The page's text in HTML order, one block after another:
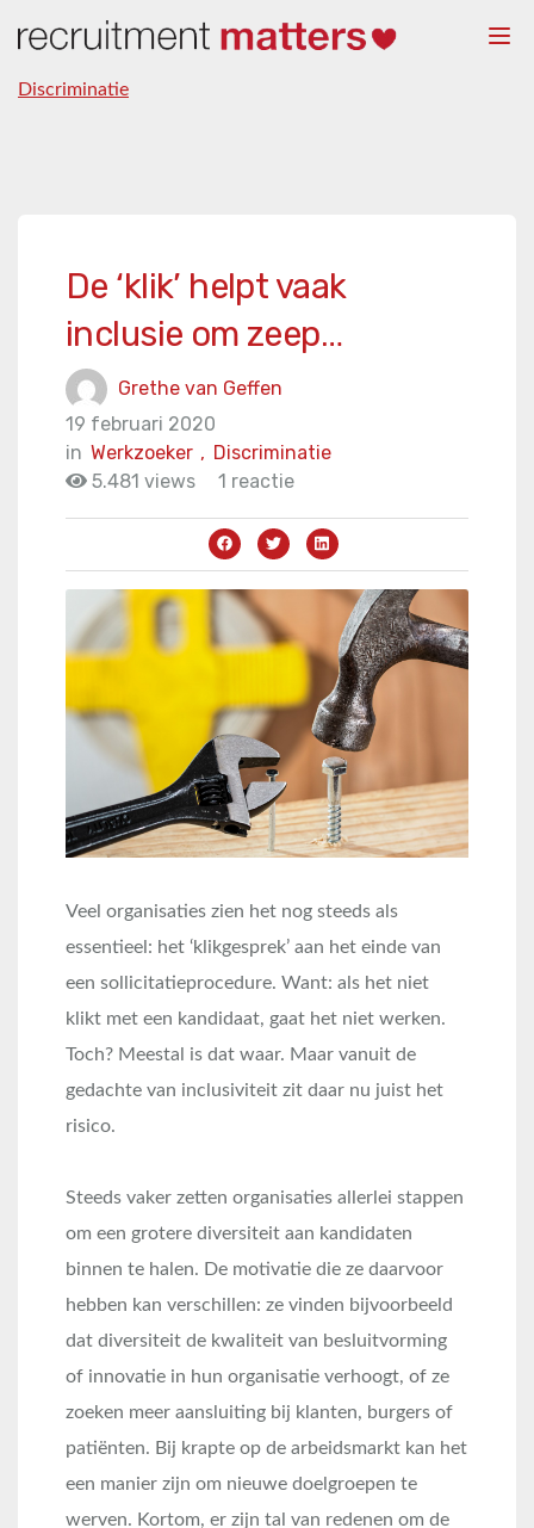
Discriminatie
De ‘klik’ helpt vaak
inclusie om zeep…
Grethe van Geffen
19 februari 2020
in
Discriminatie
Werkzoeker ,
5.481 views
1 reactie
Veel organisaties zien het nog steeds als
essentieel: het ‘klikgesprek’ aan het einde van
een sollicitatieprocedure. Want: als het niet
klikt met een kandidaat, gaat het niet werken.
Toch? Meestal is dat waar. Maar vanuit de
gedachte van inclusiviteit zit daar nu juist het
risico.
Steeds vaker zetten organisaties allerlei stappen
om een grotere diversiteit aan kandidaten
binnen te halen. De motivatie die ze daarvoor
hebben kan verschillen: ze vinden bijvoorbeeld
dat diversiteit de kwaliteit van besluitvorming
of innovatie in hun organisatie verhoogt, of ze
zoeken meer aansluiting bij klanten, burgers of
patiënten. Bij krapte op de arbeidsmarkt kan het
een manier zijn om nieuwe doelgroepen te
werven. Kortom, er zijn tal van redenen om de